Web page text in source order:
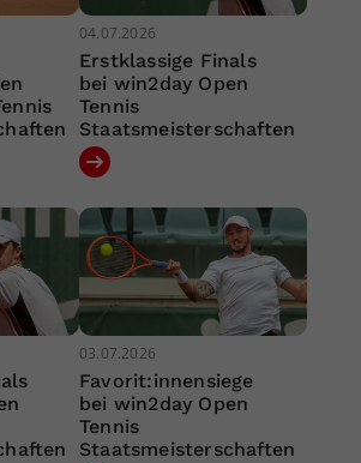
04.07.2026
Erstklassige Finals
bei win2day Open
Tennis
Staatsmeisterschaften
03.07.2026
Favorit:innensiege
bei win2day Open
Tennis
Staatsmeisterschaften